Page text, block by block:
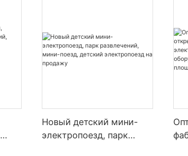
Новый детский мини-
электропоезд, парк